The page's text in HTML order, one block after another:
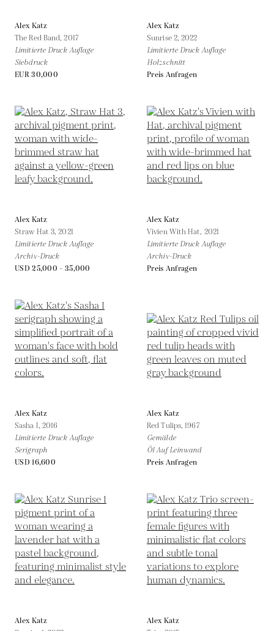
Alex Katz
The Red Band,2017
Limitierte Druck Auflage
Siebdruck
EUR 30,000
Alex Katz
Sunrise 2,2022
Limitierte Druck Auflage
Holzschnitt
Preis Anfragen
Alex Katz
Straw Hat 3,2021
Limitierte Druck Auflage
Archiv-Druck
USD 25,000 - 35,000
Alex Katz
Vivien With Hat, 2021
Limitierte Druck Auflage
Archiv-Druck
Preis Anfragen
Alex Katz
Sasha I, 2016
Limitierte Druck Auflage
Serigraph
USD 16,600
Alex Katz
Red Tulips,1967
Gemälde
Öl Auf Leinwand
Preis Anfragen
Alex Katz
Alex Katz